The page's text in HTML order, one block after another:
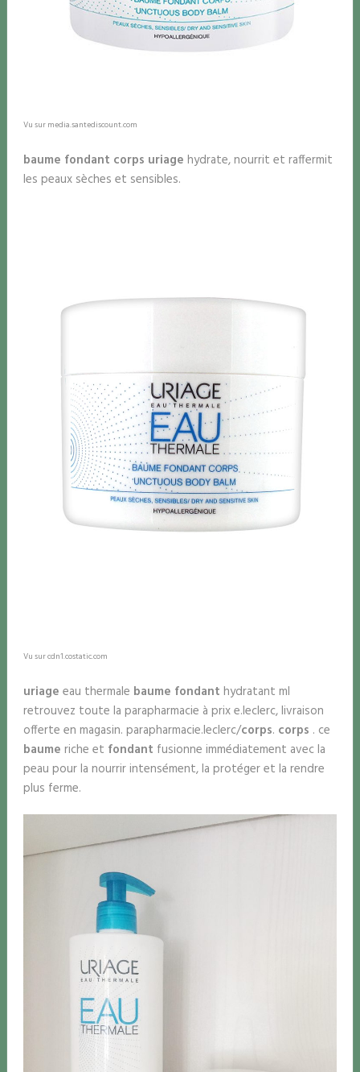
Vu sur media.santediscount.com
baume fondant corps uriage hydrate, nourrit et raffermit
les peaux sèches et sensibles.
Vu sur cdn1.costatic.com
uriage eau thermale baume fondant hydratant ml
retrouvez toute la parapharmacie à prix e.leclerc, livraison
offerte en magasin. parapharmacie.leclerc/corps. corps . ce
baume riche et fondant fusionne immédiatement avec la
peau pour la nourrir intensément, la protéger et la rendre
plus ferme.